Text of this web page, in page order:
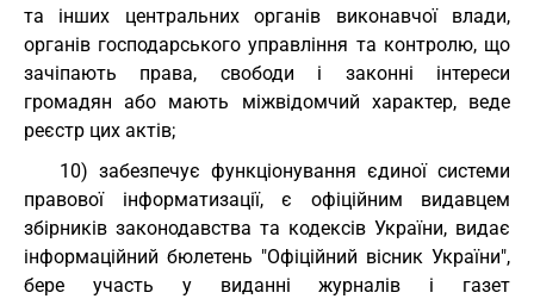
та інших центральних органів виконавчої влади,
органів господарського управління та контролю, що
зачіпають права, свободи і законні інтереси
громадян або мають міжвідомчий характер, веде
реєстр цих актів;
10) забезпечує функціонування єдиної системи
правової інформатизації, є офіційним видавцем
збірників законодавства та кодексів України, видає
інформаційний бюлетень "Офіційний вісник України",
бере участь у виданні журналів і газет